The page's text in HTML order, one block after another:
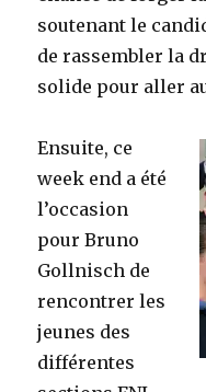
soutenant le
de rassembler la
solide pour aller
Ensuite, ce
week end a été
l’occasion
pour Bruno
Gollnisch de
rencontrer les
jeunes des
différentes